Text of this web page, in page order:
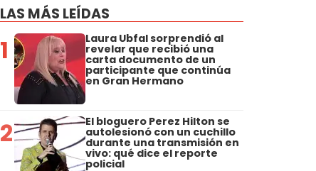
LAS MÁS LEÍDAS
1 Laura Ubfal sorprendió al
revelar que recibió una
carta documento de un
participante que continúa
en Gran Hermano
2 El bloguero Perez Hilton se
autolesionó con un cuchillo
durante una transmisión en
vivo: qué dice el reporte
policial